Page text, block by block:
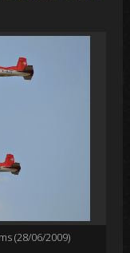
(28/06/2009)